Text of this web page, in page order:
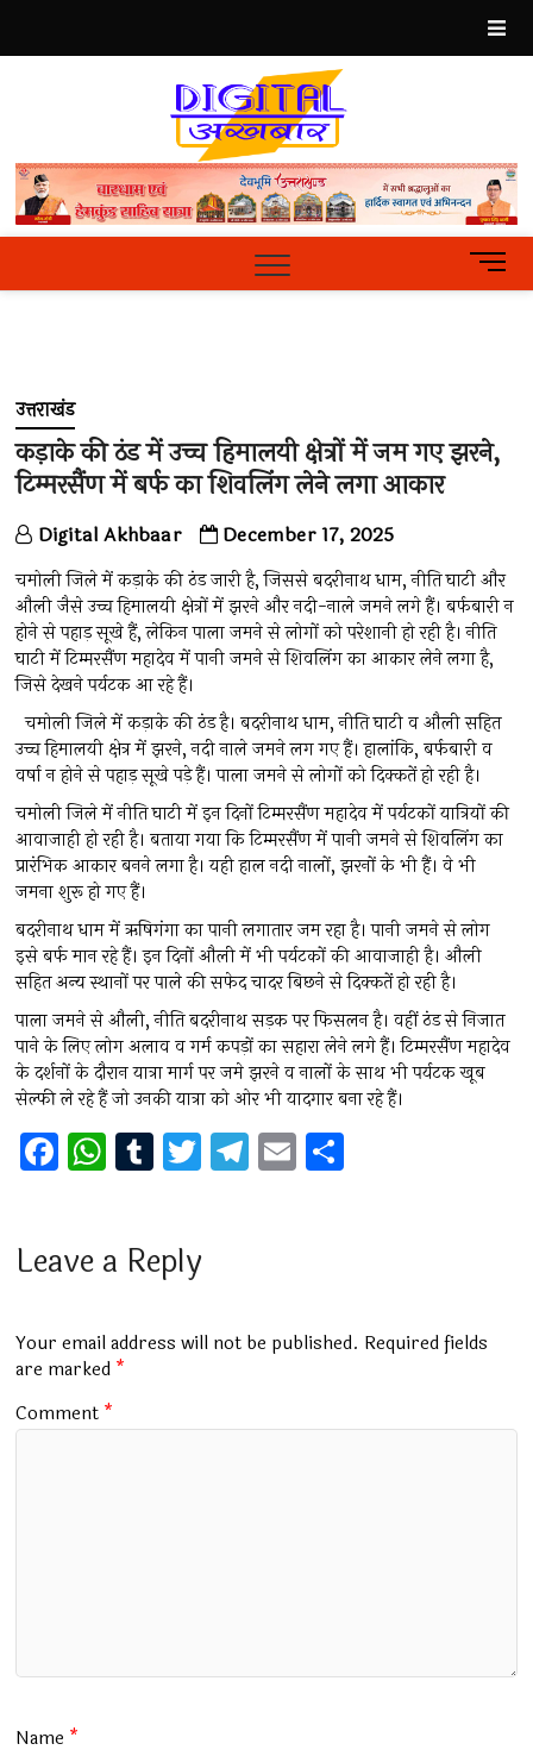
content
Hindi
News
PortalM
e
t
o
उत्तराखंड
कड़ाके की ठंड में उच्च हिमालयी क्षेत्रों में जम गए झरने,
टिम्मरसैंण में बर्फ का शिवलिंग लेने लगा आकार
Digital Akhbaar December 17, 2025
चमोली जिले में कड़ाके की ठंड जारी है, जिससे बदरीनाथ धाम, नीति घाटी और
औली जैसे उच्च हिमालयी क्षेत्रों में झरने और नदी-नाले जमने लगे हैं। बर्फबारी न
होने से पहाड़ सूखे हैं, लेकिन पाला जमने से लोगों को परेशानी हो रही है। नीति
घाटी में टिम्मरसैंण महादेव में पानी जमने से शिवलिंग का आकार लेने लगा है,
जिसे देखने पर्यटक आ रहे हैं।
चमोली जिले में कड़ाके की ठंड है। बदरीनाथ धाम, नीति घाटी व औली सहित
उच्च हिमालयी क्षेत्र में झरने, नदी नाले जमने लग गए हैं। हालांकि, बर्फबारी व
वर्षा न होने से पहाड़ सूखे पड़े हैं। पाला जमने से लोगों को दिक्कतें हो रही है।
चमोली जिले में नीति घाटी में इन दिनों टिम्मरसैंण महादेव में पर्यटकों यात्रियों की
आवाजाही हो रही है। बताया गया कि टिम्मरसैंण में पानी जमने से शिवलिंग का
प्रारंभिक आकार बनने लगा है। यही हाल नदी नालों, झरनों के भी हैं। वे भी
जमना शुरू हो गए हैं।
बदरीनाथ धाम में ऋषिगंगा का पानी लगातार जम रहा है। पानी जमने से लोग
इसे बर्फ मान रहे हैं। इन दिनों औली में भी पर्यटकों की आवाजाही है। औली
सहित अन्य स्थानों पर पाले की सफेद चादर बिछने से दिक्कतें हो रही है।
पाला जमने से औली, नीति बदरीनाथ सड़क पर फिसलन है। वहीं ठंड से निजात
पाने के लिए लोग अलाव व गर्म कपड़ों का सहारा लेने लगे हैं। टिम्मरसैंण महादेव
के दर्शनों के दौरान यात्रा मार्ग पर जमे झरने व नालों के साथ भी पर्यटक खूब
सेल्फी ले रहे हैं जो उनकी यात्रा को ओर भी यादगार बना रहे हैं।
F
a
b
o
k
W
h
s
p
p
T
u
bl
T
wi
er
T
el
m
E
m
Leave a Reply
Your email address will not be published. Required fields
are marked *
Comment *
Name *